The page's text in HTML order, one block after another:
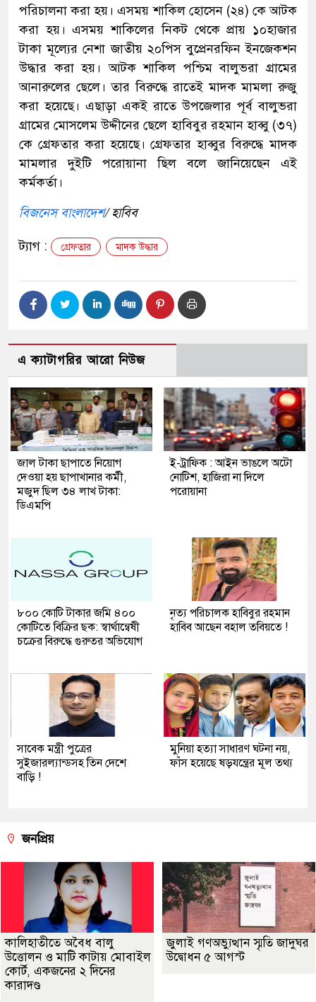
পরিচালনা করা হয়। এসময় শাকিল হোসেন (২৪) কে আটক
করা হয়। এসময় শাকিলের নিকট থেকে প্রায় ১০হাজার
টাকা মূল্যের নেশা জাতীয় ২০পিস বুপ্রেনরফিন ইনজেকশন
উদ্ধার করা হয়। আটক শাকিল পশ্চিম বালুভরা গ্রামের
আনারুলের ছেলে। তার বিরুদ্ধে রাতেই মাদক মামলা রুজু
করা হয়েছে। এছাড়া একই রাতে উপজেলার পূর্ব বালুভরা
গ্রামের মোসলেম উদ্দীনের ছেলে হাবিবুর রহমান হাব্বু (৩৭)
কে গ্রেফতার করা হয়েছে। গ্রেফতার হাব্বুর বিরুদ্ধে মাদক
মামলার দুইটি পরোয়ানা ছিল বলে জানিয়েছেন এই
কর্মকর্তা।
বিজনেস বাংলাদেশ/ হাবিব
ট্যাগ : গ্রেফতার মাদক উদ্ধার
এ ক্যাটাগরির আরো নিউজ
জাল টাকা ছাপাতে নিয়োগ
দেওয়া হয় ছাপাখানার কর্মী,
মজুদ ছিল ৩৪ লাখ টাকা:
ডিএমপি
ই-ট্রাফিক : আইন ভাঙলে অটো
নোটিশ, হাজিরা না দিলে
পরোয়ানা
৮০০ কোটি টাকার জমি ৪০০
কোটিতে বিক্রির ছক: স্বার্থান্বেষী
চক্রের বিরুদ্ধে গুরুতর অভিযোগ
নৃত্য পরিচালক হাবিবুর রহমান
হাবিব আছেন বহাল তবিয়তে !
সাবেক মন্ত্রী পুত্রের
সুইজারল্যান্ডসহ তিন দেশে
বাড়ি !
মুনিয়া হত্যা সাধারণ ঘটনা নয়,
ফাঁস হয়েছে ষড়যন্ত্রের মূল তথ্য
জনপ্রিয়
কালিহাতীতে অবৈধ বালু
উত্তোলন ও মাটি কাটায় মোবাইল
কোর্ট, একজনের ২ দিনের
কারাদণ্ড
জুলাই গণঅভ্যুত্থান স্মৃতি জাদুঘর
উদ্বোধন ৫ আগস্ট